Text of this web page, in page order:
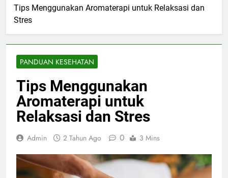
Tips Menggunakan Aromaterapi untuk Relaksasi dan
Stres
PANDUAN KESEHATAN
Tips Menggunakan
Aromaterapi untuk
Relaksasi dan Stres
Admin 2 Tahun Ago 0 3 Mins